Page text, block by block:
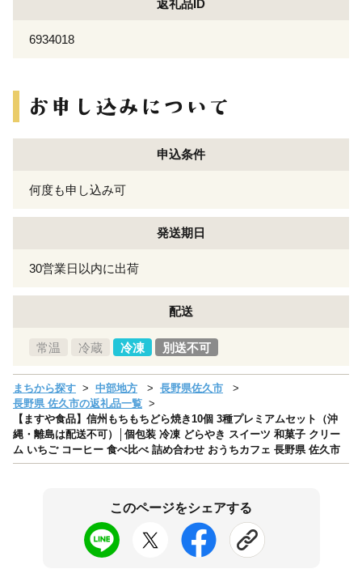
返礼品ID
6934018
申込条件
何度も申し込み可
発送期日
30営業日以内に出荷
配送
常温 冷蔵 冷凍 別送不可
まちから探す 中部地方
長野県佐久市
長野県 佐久市の返礼品一覧
【ますや食品】信州もちもちどら焼き10個 3種プレミアムセット（沖
縄・離島は配送不可）│個包装 冷凍 どらやき スイーツ 和菓子 クリー
ム いちご コーヒー 食べ比べ 詰め合わせ おうちカフェ 長野県 佐久市
このページをシェアする